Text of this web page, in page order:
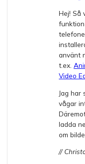
Hej! Så
använt
t.ex.
Video
Jag har
vågar
ladda
om
//